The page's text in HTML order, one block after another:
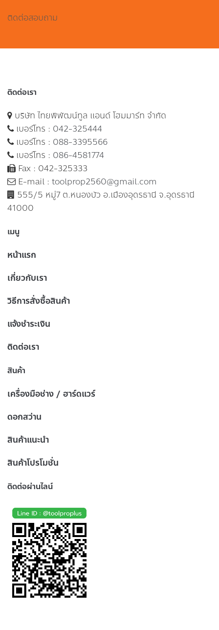
ติดต่อสอบถาม
ติดต่อเรา
บริษัท ไทยพิพัฒน์ทูล แอนด์ โฮมมาร์ท จำกัด
เบอร์โทร : 042-325444
เบอร์โทร : 088-3395566
เบอร์โทร : 086-4581774
Fax : 042-325333
E-mail : toolprop2560@gmail.com
555/5 หมู่7 ต.หนองบัว อ.เมืองอุดรธานี จ.อุดรธานี
41000
เมนู
หน้าแรก
เกี่ยวกับเรา
วิธีการสั่งซื้อสินค้า
แจ้งชำระเงิน
ติดต่อเรา
สินค้า
เครื่องมือช่าง / ฮาร์ดแวร์
ดอกสว่าน
สินค้าแนะนำ
สินค้าโปรโมชั่น
ติดต่อผ่านไลน์